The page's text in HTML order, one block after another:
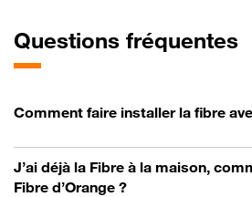
Questions fréquentes
Comment faire installer la fibre
J’ai déjà la Fibre à la maison,
Fibre d’Orange ?